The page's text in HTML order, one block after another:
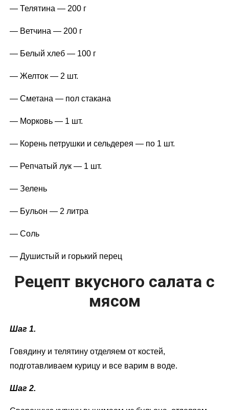
— Телятина — 200 г
— Ветчина — 200 г
— Белый хлеб — 100 г
— Желток — 2 шт.
— Сметана — пол стакана
— Морковь — 1 шт.
— Корень петрушки и сельдерея — по 1 шт.
— Репчатый лук — 1 шт.
— Зелень
— Бульон — 2 литра
— Соль
— Душистый и горький перец
Рецепт вкусного салата с
мясом
Шаг 1.
Говядину и телятину отделяем от костей,
подготавливаем курицу и все варим в воде.
Шаг 2.